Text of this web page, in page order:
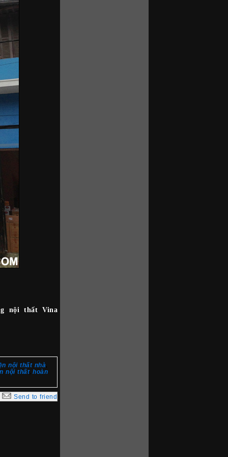
nội thất Vina
nội thất nhà
nội thất, hoàn
Send to friend